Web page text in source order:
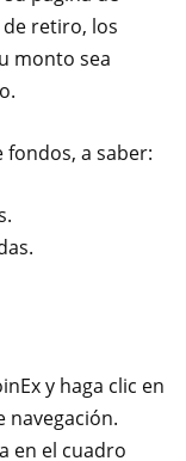
retiro, los
monto sea
a saber:
y haga clic en
navegación.
en el cuadro